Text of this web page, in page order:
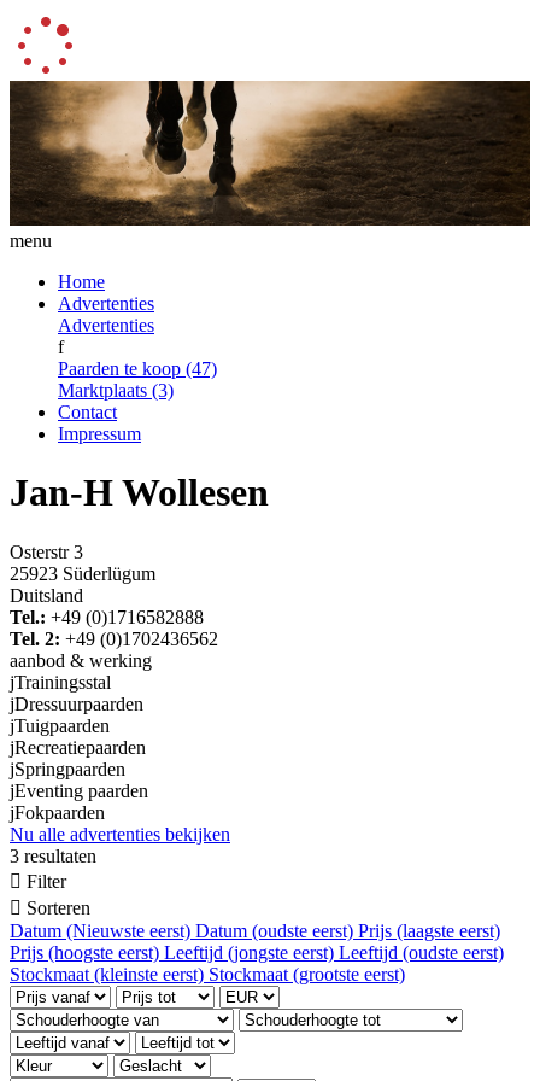
menu
Home
Advertenties
Advertenties
f
Paarden te koop (47)
Marktplaats (3)
Contact
Impressum
Jan-H Wollesen
Osterstr 3
25923 Süderlügum
Duitsland
Tel.: +49 (0)1716582888
Tel. 2: +49 (0)1702436562
aanbod & werking
jTrainingsstal
jDressuurpaarden
jTuigpaarden
jRecreatiepaarden
jSpringpaarden
jEventing paarden
jFokpaarden
Nu alle advertenties bekijken
3 resultaten
 Filter
 Sorteren
Datum (Nieuwste eerst) Datum (oudste eerst) Prijs (laagste eerst)
Prijs (hoogste eerst) Leeftijd (jongste eerst) Leeftijd (oudste eerst)
Stockmaat (kleinste eerst) Stockmaat (grootste eerst)